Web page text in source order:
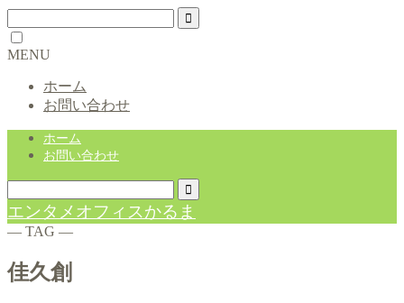
MENU
ホーム
お問い合わせ
ホーム
お問い合わせ
エンタメオフィスかるま
― TAG ―
佳久創